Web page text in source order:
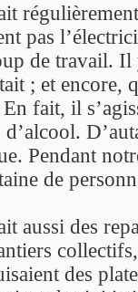
pas
de travail.
; et encore,
fait, il
Pendant
de
aussi des
des